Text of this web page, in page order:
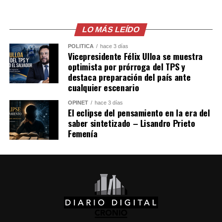
LO MÁS LEÍDO
POLÍTICA hace 3 días
Vicepresidente Félix Ulloa se muestra
optimista por prórroga del TPS y
destaca preparación del país ante
cualquier escenario
OPINET hace 3 días
El eclipse del pensamiento en la era del
saber sintetizado – Lisandro Prieto
Femenía